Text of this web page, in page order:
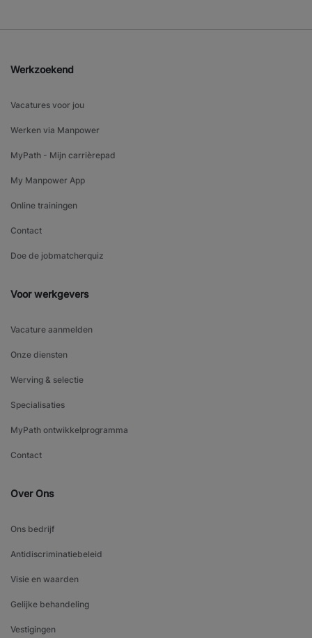
Werkzoekend
Vacatures voor jou
Werken via Manpower
MyPath - Mijn carrièrepad
My Manpower App
Online trainingen
Contact
Doe de jobmatcherquiz
Voor werkgevers
Vacature aanmelden
Onze diensten
Werving & selectie
Specialisaties
MyPath ontwikkelprogramma
Contact
Over Ons
Ons bedrijf
Antidiscriminatiebeleid
Visie en waarden
Gelijke behandeling
Vestigingen